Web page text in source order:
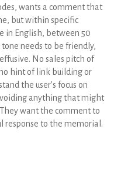
wants a comment that
but within specific
in English, between 50
needs to be friendly,
No sales pitch of
hint of link building or
the user's focus on
anything that might
want the comment to
response to the memorial.